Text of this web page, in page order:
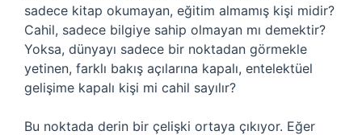
sadece kitap okumayan, eğitim almamış kişi midir?
Cahil, sadece bilgiye sahip olmayan mı demektir?
Yoksa, dünyayı sadece bir noktadan görmekle
yetinen, farklı bakış açılarına kapalı, entelektüel
gelişime kapalı kişi mi cahil sayılır?
Bu noktada derin bir çelişki ortaya çıkıyor. Eğer